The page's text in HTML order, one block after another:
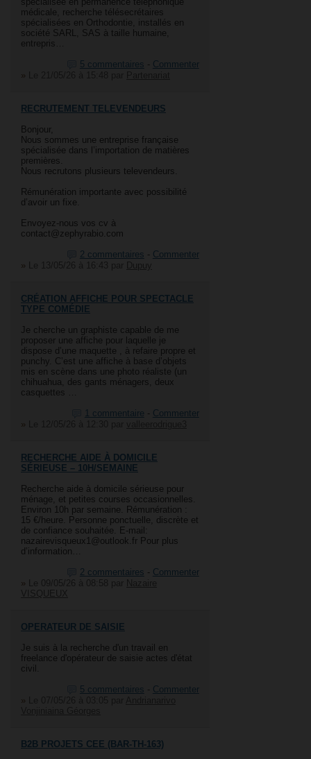
médicale, recherche télésecrétaires
spécialisées en Orthodontie, installés en
société SARL, SAS à taille humaine,
entrepris…
5 commentaires - Commenter
»
RECRUTEMENT TELEVENDEURS
Bonjour,
Nous sommes une entreprise française
spécialisée dans l’importation de matières
premières.
Nous recrutons plusieurs televendeurs.
Rémunération importante avec possibilité
d’avoir un fixe.
Envoyez-nous vos cv à
contact@zephyrabio.com
2 commentaires - Commenter
»
CRÉATION AFFICHE POUR SPECTACLE
TYPE COMÉDIE
Je cherche un graphiste capable de me
proposer une affiche pour laquelle je
dispose d’une maquette , à refaire propre et
punchy. C’est une affiche à base d’objets
mis en scène dans une photo réaliste (un
chihuahua, des gants ménagers, deux
casquettes …
1 commentaire - Commenter
»
RECHERCHE AIDE À DOMICILE
SÉRIEUSE – 10H/SEMAINE
Recherche aide à domicile sérieuse pour
ménage, et petites courses occasionnelles.
Environ 10h par semaine. Rémunération :
15 €/heure. Personne ponctuelle, discrète et
de confiance souhaitée. E-mail:
nazairevisqueux1@outlook.fr Pour plus
d’information…
2 commentaires - Commenter
»
OPERATEUR DE SAISIE
Je suis à la recherche d'un travail en
freelance d'opérateur de saisie actes d'état
civil.
5 commentaires - Commenter
»
B2B PROJETS CEE (BAR-TH-163)